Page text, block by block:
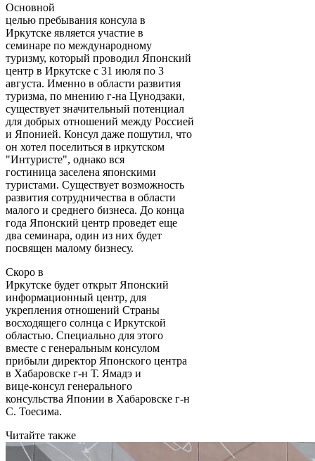
Основной
целью пребывания консула в
Иркутске является участие в
семинаре по международному
туризму, который проводил Японский
центр в Иркутске с 31 июля по 3
августа. Именно в области развития
туризма, по мнению г-на Цунодзаки,
существует значительный потенциал
для добрых отношений между Россией
и Японией. Консул даже пошутил, что
он хотел поселиться в иркутском
"Интуристе", однако вся
гостиница заселена японскими
туристами. Существует возможность
развития сотрудничества в области
малого и среднего бизнеса. До конца
года Японский центр проведет еще
два семинара, один из них будет
посвящен малому бизнесу.
Скоро в
Иркутске будет открыт Японский
информационный центр, для
укрепления отношений Страны
восходящего солнца с Иркутской
областью. Специально для этого
вместе с генеральным консулом
прибыли директор Японского центра
в Хабаровске г-н Т. Ямадэ и
вице-консул генерального
консульства Японии в Хабаровске г-н
С. Тоесима.
Читайте также